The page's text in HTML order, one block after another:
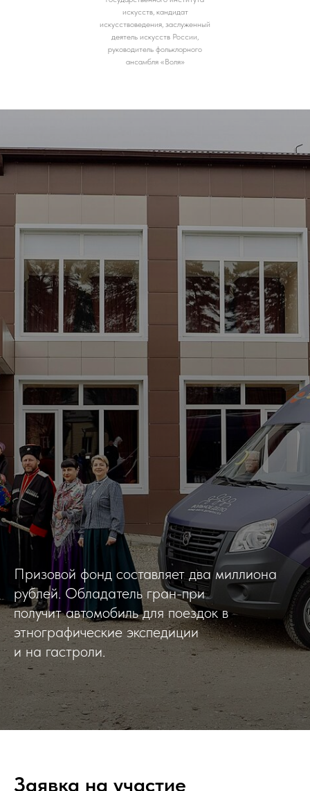
искусств, кандидат
искусствоведения, заслуженный
деятель искусств России,
руководитель фольклорного
ансамбля «Воля»
Призовой фонд составляет два миллиона
рублей. Обладатель гран-при
получит автомобиль для поездок в
этнографические экспедиции
и на гастроли.
Заявка на участие